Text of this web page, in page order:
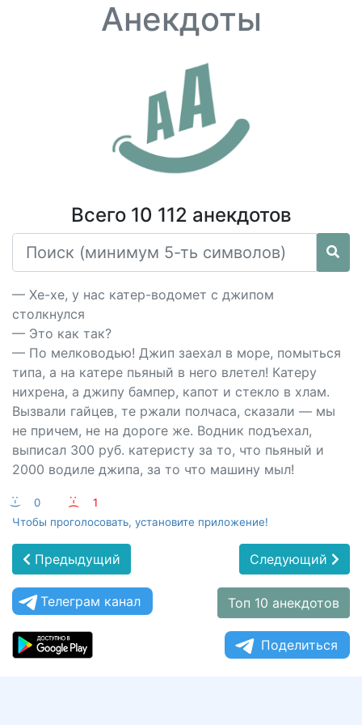
Анекдоты
Всего 10 112 анекдотов
— Хе-хе, у нас катер-водомет с джипом
столкнулся
— Это как так?
— По мелководью! Джип заехал в море, помыться
типа, а на катере пьяный в него влетел! Катеру
нихрена, а джипу бампер, капот и стекло в хлам.
Вызвали гайцев, те ржали полчаса, сказали — мы
не причем, не на дороге же. Водник подъехал,
выписал 300 руб. катеристу за то, что пьяный и
2000 водиле джипа, за то что машину мыл!
:-) 0 :-(
1
Чтобы проголосовать, установите приложение!
Предыдущий Следующий
Телеграм канал Топ 10 анекдотов
Поделиться